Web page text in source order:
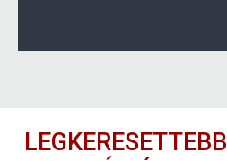
LEGKERESETTEBB